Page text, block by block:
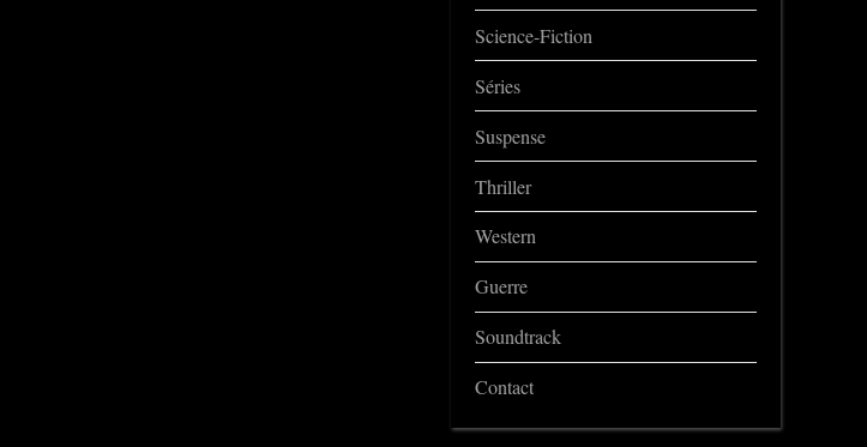
Science-Fiction
Séries
Suspense
Thriller
Western
Guerre
Soundtrack
Contact